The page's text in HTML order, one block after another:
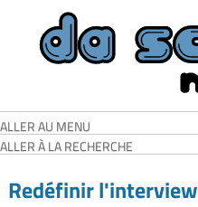
ALLER AU MENU
ALLER À LA RECHERCHE
Redéfinir l'interview